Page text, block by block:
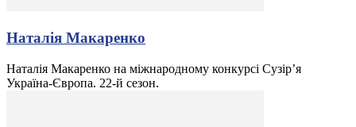
Наталія Макаренко
Наталія Макаренко на міжнародному конкурсі Сузір’я
Україна-Європа. 22-й сезон.